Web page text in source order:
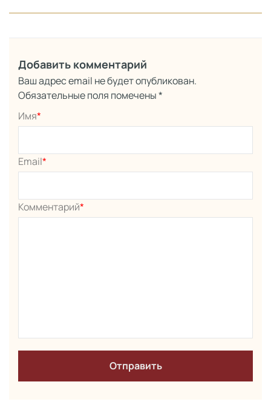
Добавить комментарий
Ваш адрес email не будет опубликован.
Обязательные поля помечены*
Имя*
Email*
Комментарий*